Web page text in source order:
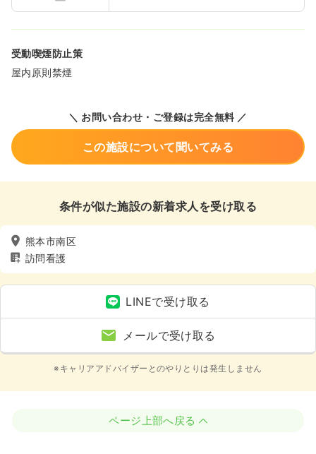
受動喫煙防止策
屋内原則禁煙
＼ お問い合わせ・ご登録は完全無料 ／
この施設について聞いてみる
条件が似た施設の新着求人を受け取る
熊本市南区
訪問看護
LINEで受け取る
メールで受け取る
※キャリアアドバイザーとのやりとりは発生しません
ページ上部へ戻る